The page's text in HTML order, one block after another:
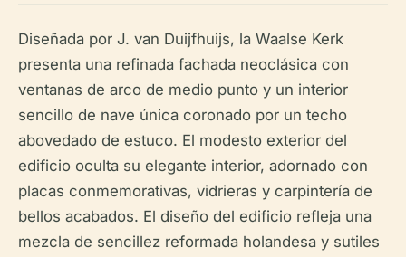
Diseñada por J. van Duijfhuijs, la Waalse Kerk
presenta una refinada fachada neoclásica con
ventanas de arco de medio punto y un interior
sencillo de nave única coronado por un techo
abovedado de estuco. El modesto exterior del
edificio oculta su elegante interior, adornado con
placas conmemorativas, vidrieras y carpintería de
bellos acabados. El diseño del edificio refleja una
mezcla de sencillez reformada holandesa y sutiles